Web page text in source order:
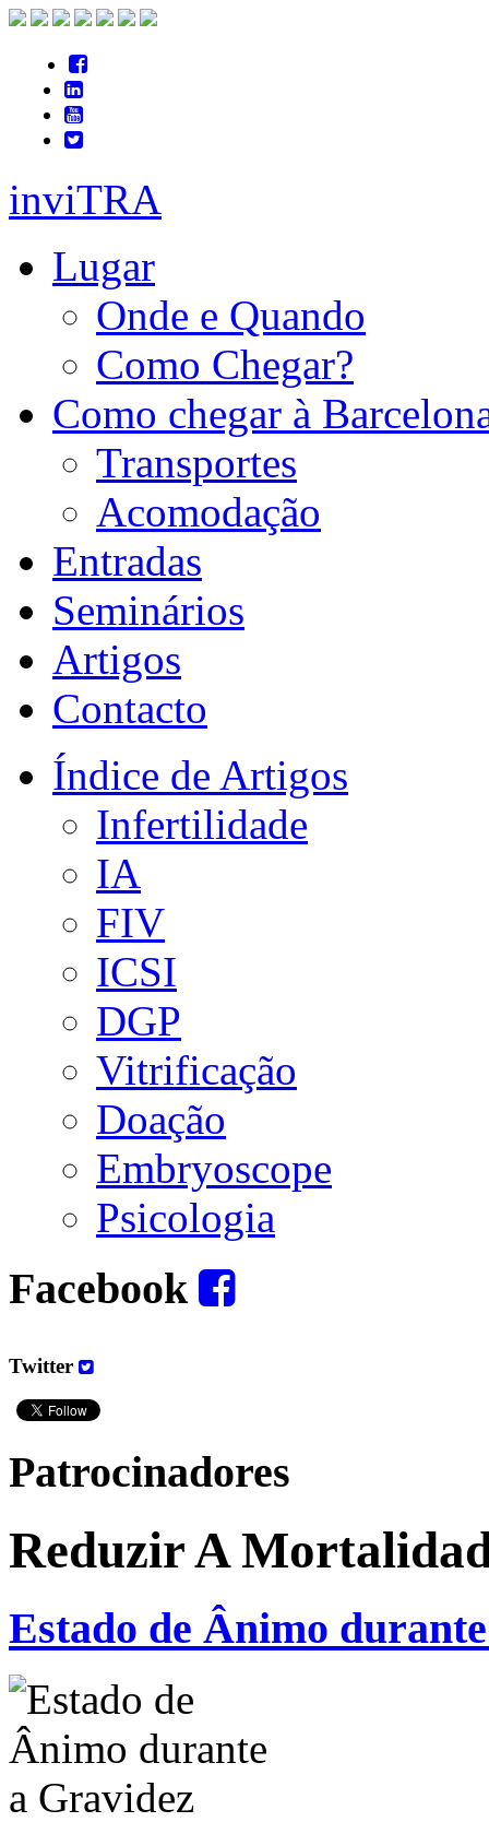
inviTRA
Lugar
Onde e Quando
Como Chegar?
Como chegar à
Transportes
Acomodação
Entradas
Seminários
Artigos
Contacto
Índice de Artigos
Infertilidade
IA
FIV
ICSI
DGP
Vitrificação
Doação
Embryoscope
Psicologia
Facebook
Twitter
Patrocinadores
Reduzir A
Estado de Ânimo